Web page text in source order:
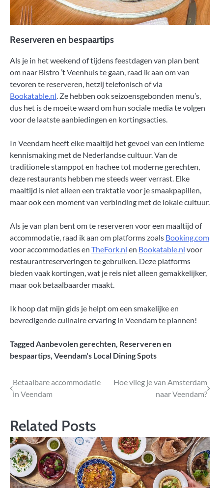
Reserveren en bespaartips
Als je in het weekend of tijdens feestdagen van plan bent
om naar Bistro ’t Veenhuis te gaan, raad ik aan om van
tevoren te reserveren, hetzij telefonisch of via
Bookatable.nl . Ze hebben ook seizoensgebonden menu’s,
dus het is de moeite waard om hun sociale media te volgen
voor de laatste aanbiedingen en kortingsacties.
In Veendam heeft elke maaltijd het gevoel van een intieme
kennismaking met de Nederlandse cultuur. Van de
traditionele stamppot en hachee tot moderne gerechten,
deze restaurants hebben me steeds weer verrast. Elke
maaltijd is niet alleen een traktatie voor je smaakpapillen,
maar ook een moment van verbinding met de lokale cultuur.
Als je van plan bent om te reserveren voor een maaltijd of
accommodatie, raad ik aan om platforms zoals Booking.com
voor accommodaties en TheFork.nl en Bookatable.nl voor
restaurantreserveringen te gebruiken. Deze platforms
bieden vaak kortingen, wat je reis niet alleen gemakkelijker,
maar ook betaalbaarder maakt.
Ik hoop dat mijn gids je helpt om een smakelijke en
bevredigende culinaire ervaring in Veendam te plannen!
Tagged Aanbevolen gerechten, Reserveren en
bespaartips, Veendam's Local Dining Spots
Bericht
Betaalbare accommodatie
in Veendam
Hoe vlieg je van Amsterdam
naar Veendam?
Related Posts